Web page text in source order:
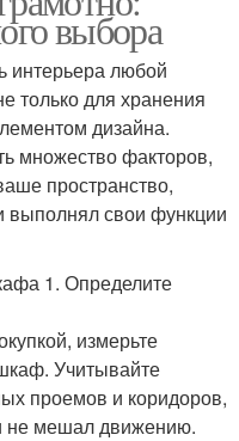
выбора
интерьера любой
только для хранения
дизайна.
множество факторов,
пространство,
выполнял свои функции
1. Определите
измерьте
Учитывайте
проемов и коридоров,
не мешал движению.